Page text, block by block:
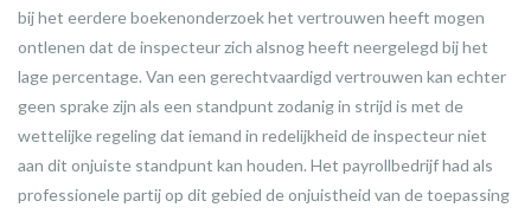
bij het eerdere boekenonderzoek het vertrouwen heeft mogen
ontlenen dat de inspecteur zich alsnog heeft neergelegd bij het
lage percentage. Van een gerechtvaardigd vertrouwen kan echter
geen sprake zijn als een standpunt zodanig in strijd is met de
wettelijke regeling dat iemand in redelijkheid de inspecteur niet
aan dit onjuiste standpunt kan houden. Het payrollbedrijf had als
professionele partij op dit gebied de onjuistheid van de toepassing